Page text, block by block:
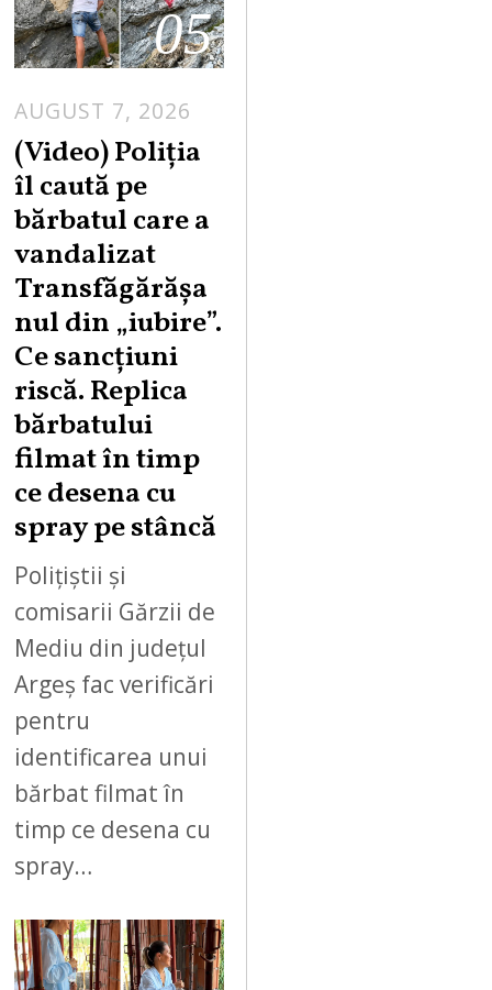
05
AUGUST 7, 2026
U
G
S
7
,
(Video) Poliția
îl caută pe
bărbatul care a
vandalizat
Transfăgărășa
nul din „iubire”.
Ce sancțiuni
riscă. Replica
bărbatului
filmat în timp
ce desena cu
spray pe stâncă
Polițiștii și
comisarii Gărzii de
Mediu din județul
Argeș fac verificări
pentru
identificarea unui
bărbat filmat în
timp ce desena cu
spray…